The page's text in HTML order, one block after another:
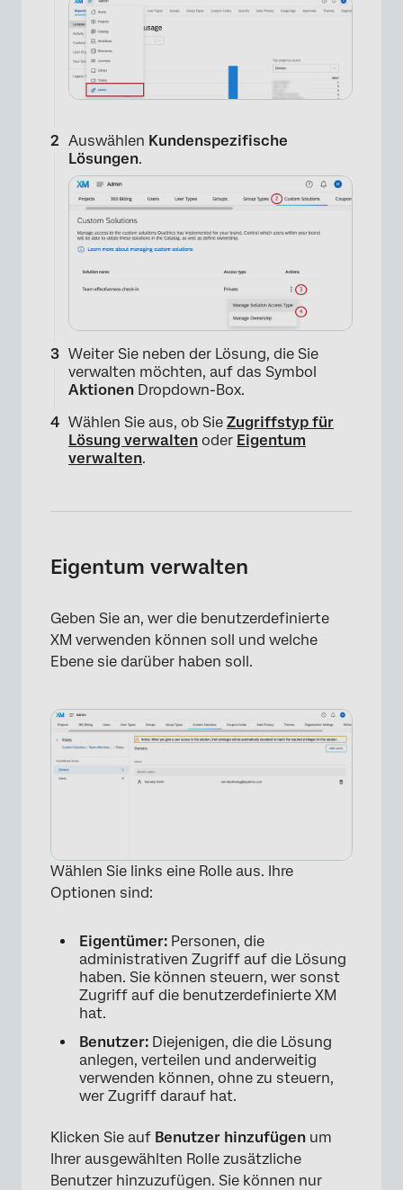
Auswählen Kundenspezifische
Lösungen.
Weiter Sie neben der Lösung, die Sie
verwalten möchten, auf das Symbol
Aktionen Dropdown-Box.
Wählen Sie aus, ob Sie Zugriffstyp für
Lösung verwalten oder Eigentum
verwalten.
Eigentum verwalten
Geben Sie an, wer die benutzerdefinierte
XM verwenden können soll und welche
Ebene sie darüber haben soll.
Wählen Sie links eine Rolle aus. Ihre
Optionen sind:
Eigentümer: Personen, die
administrativen Zugriff auf die Lösung
haben. Sie können steuern, wer sonst
Zugriff auf die benutzerdefinierte XM
hat.
Benutzer: Diejenigen, die die Lösung
anlegen, verteilen und anderweitig
verwenden können, ohne zu steuern,
wer Zugriff darauf hat.
Klicken Sie auf Benutzer hinzufügen um
Ihrer ausgewählten Rolle zusätzliche
Benutzer hinzuzufügen. Sie können nur